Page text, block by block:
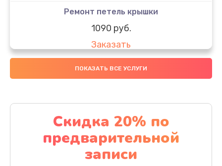
Ремонт петель крышки
1090 руб.
Заказать
Замена вебкамеры
Заказать
Замена SSD
890 руб.
Заказать
ПОКАЗАТЬ ВСЕ УСЛУГИ
Скидка 20% по
предварительной
записи